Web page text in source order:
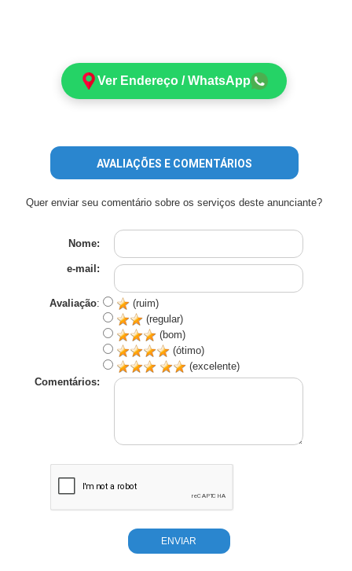
Ver Endereço / WhatsApp
AVALIAÇÕES E COMENTÁRIOS
Quer enviar seu comentário sobre os serviços deste anunciante?
Nome:
e-mail:
Avaliação:
(ruim)
(regular)
(bom)
(ótimo)
(excelente)
Comentários: